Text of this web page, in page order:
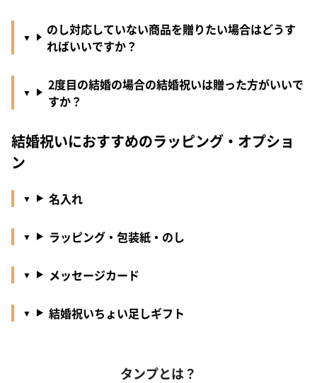
のし対応していない商品を贈りたい場合はどうす
ればいいですか？
2度目の結婚の場合の結婚祝いは贈った方がいいで
すか？
結婚祝いにおすすめのラッピング・オプショ
ン
名入れ
ラッピング・包装紙・のし
メッセージカード
結婚祝いちょい足しギフト
タンプとは？